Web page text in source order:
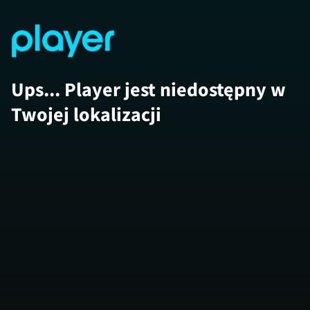
Ups... Player jest niedostępny w
Twojej lokalizacji